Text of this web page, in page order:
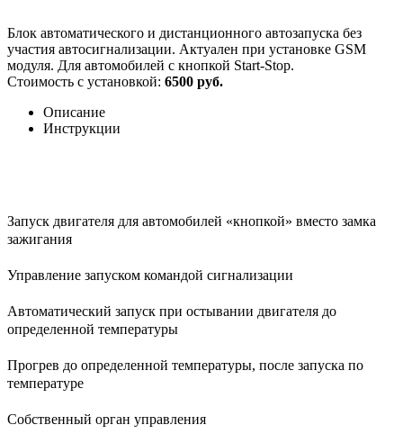
Блок автоматического и дистанционного автозапуска без
участия автосигнализации. Актуален при установке GSM
модуля. Для автомобилей с кнопкой Start-Stop.
Стоимость с установкой: 6500 руб.
Описание
Инструкции
Запуск двигателя для автомобилей «кнопкой» вместо замка
зажигания
Управление запуском командой сигнализации
Автоматический запуск при остывании двигателя до
определенной температуры
Прогрев до определенной температуры, после запуска по
температуре
Собственный орган управления